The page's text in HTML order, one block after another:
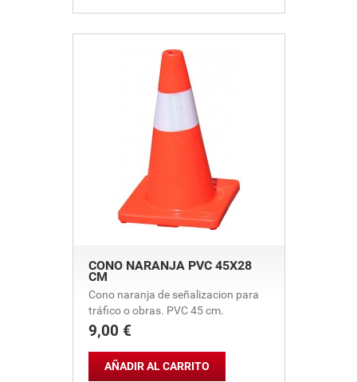
CONO NARANJA PVC 45X28
CM
Cono naranja de señalizacion para
tráfico o obras. PVC 45 cm.
Precio
9,00 €
AÑADIR AL CARRITO